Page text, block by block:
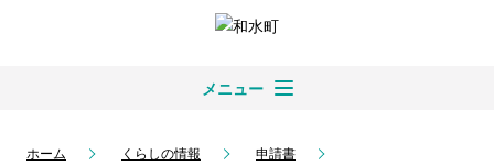
メニュー
ホーム くらしの情報
申請書